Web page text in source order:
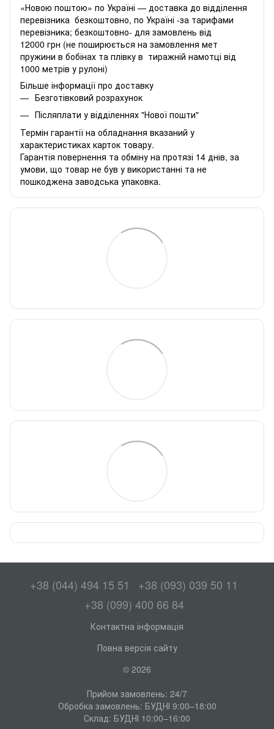
«Новою поштою» по Україні — доставка до відділення
перевізника безкоштовно, по Україні -за тарифами
перевізника; безкоштовно- для замовлень від
12000 грн (не поширюється на замовлення мет
пружини в бобінах та плівку в тиражній намотці від
1000 метрів у рулоні)
Більше інформації про доставку
Безготівковий розрахунок
Післяплати у відділеннях "Нової пошти"
Термін гарантії на обладнання вказаний у
характеристиках карток товару.
Гарантія повернення та обміну на протязі 14 днів, за
умови, що товар не був у використанні та не
пошкоджена заводська упаковка.
+38 (044) 494 15 51
+38 (093) 039 50 11
+38 (099) 400 66 84
Контактна інформація
Повна версія сайту
© 2026
Прийом замовлень: 24/7
Обробка замовлень: БУДНІ 9:00–18:00
Склад: БУДНІ 10:00–16:00